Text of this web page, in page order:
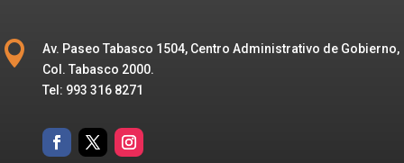

Av. Paseo Tabasco 1504, Centro Administrativo de Gobierno,
Col. Tabasco 2000.
Tel: 993 316 8271